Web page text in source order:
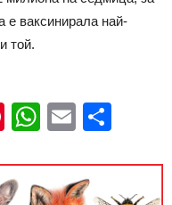
е ваксинирала най-
той.
Pinterest
WhatsApp
Email